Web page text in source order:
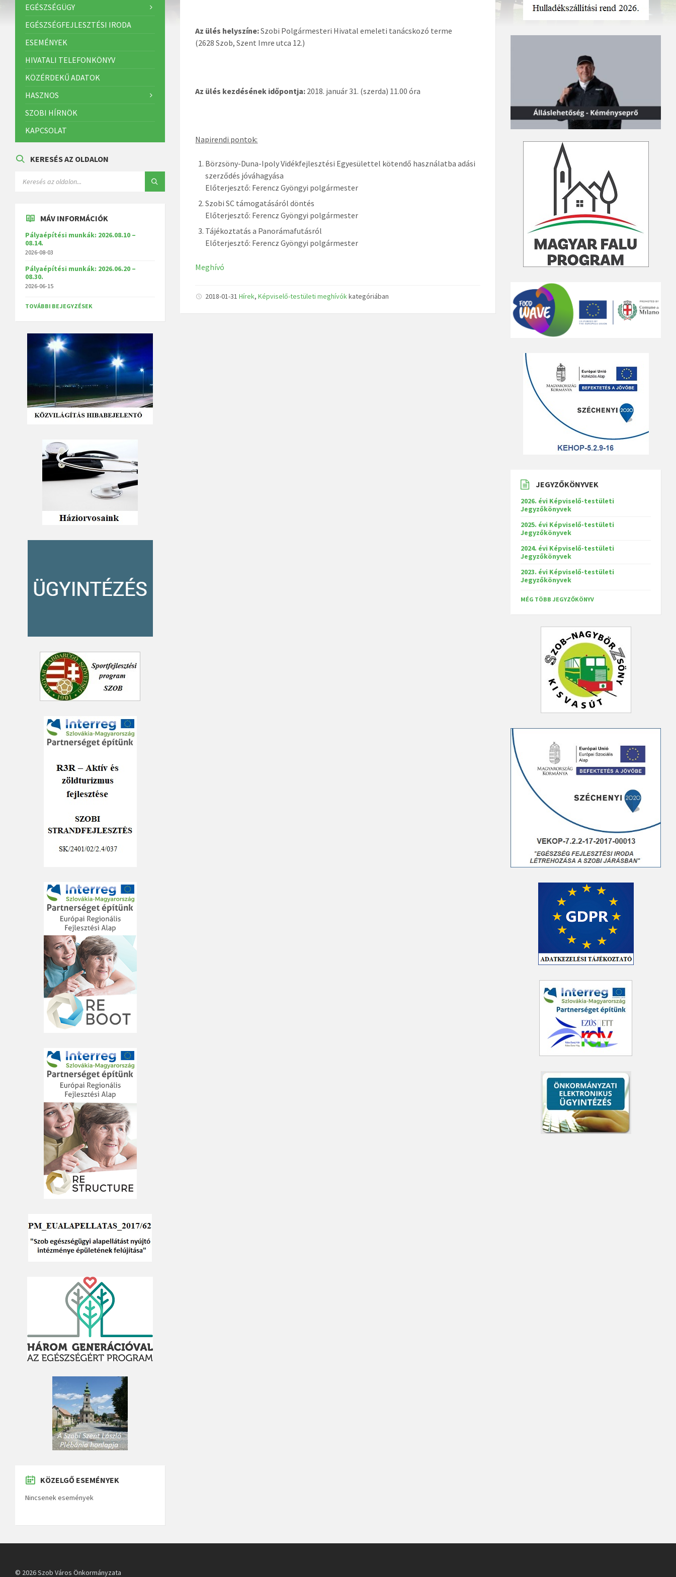
Az ülés helyszíne:Szobi Polgármesteri Hivatal emeleti tanácskozó terme
(2628 Szob, Szent Imre utca 12.)
Az ülés kezdésének időpontja: 2018. január 31. (szerda) 11.00 óra
Napirendi pontok:
Börzsöny-Duna-Ipoly Vidékfejlesztési Egyesülettel kötendő használatba adási
szerződés jóváhagyása
Előterjesztő: Ferencz Gyöngyi polgármester
Szobi SC támogatásáról döntés
Előterjesztő: Ferencz Gyöngyi polgármester
Tájékoztatás a Panorámafutásról
Előterjesztő: Ferencz Gyöngyi polgármester
Meghívó
2018-01-31Hírek,Képviselő-testületi meghívókkategóriában
EGÉSZSÉGÜGY
EGÉSZSÉGFEJLESZTÉSI IRODA
ESEMÉNYEK
HIVATALI TELEFONKÖNYV
KÖZÉRDEKŰ ADATOK
HASZNOS
SZOBI HÍRNÖK
KAPCSOLAT
KERESÉS AZ OLDALON
MÁV INFORMÁCIÓK
Pályaépítési munkák: 2026.08.10 –
08.14.
2026-08-03
Pályaépítési munkák: 2026.06.20 –
08.30.
2026-06-15
TOVÁBBI BEJEGYZÉSEK
KÖZELGŐ ESEMÉNYEK
Nincsenek események
JEGYZŐKÖNYVEK
2026. évi Képviselő-testületi
Jegyzőkönyvek
2025. évi Képviselő-testületi
Jegyzőkönyvek
2024. évi Képviselő-testületi
Jegyzőkönyvek
2023. évi Képviselő-testületi
Jegyzőkönyvek
MÉG TÖBB JEGYZŐKÖNYV
© 2026 Szob Város Önkormányzata